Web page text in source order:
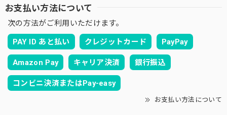
お支払い方法について
次の方法がご利用いただけます。
PAY ID あと払い クレジットカード PayPay
Amazon Pay キャリア決済 銀行振込
コンビニ決済またはPay-easy
お支払い方法について